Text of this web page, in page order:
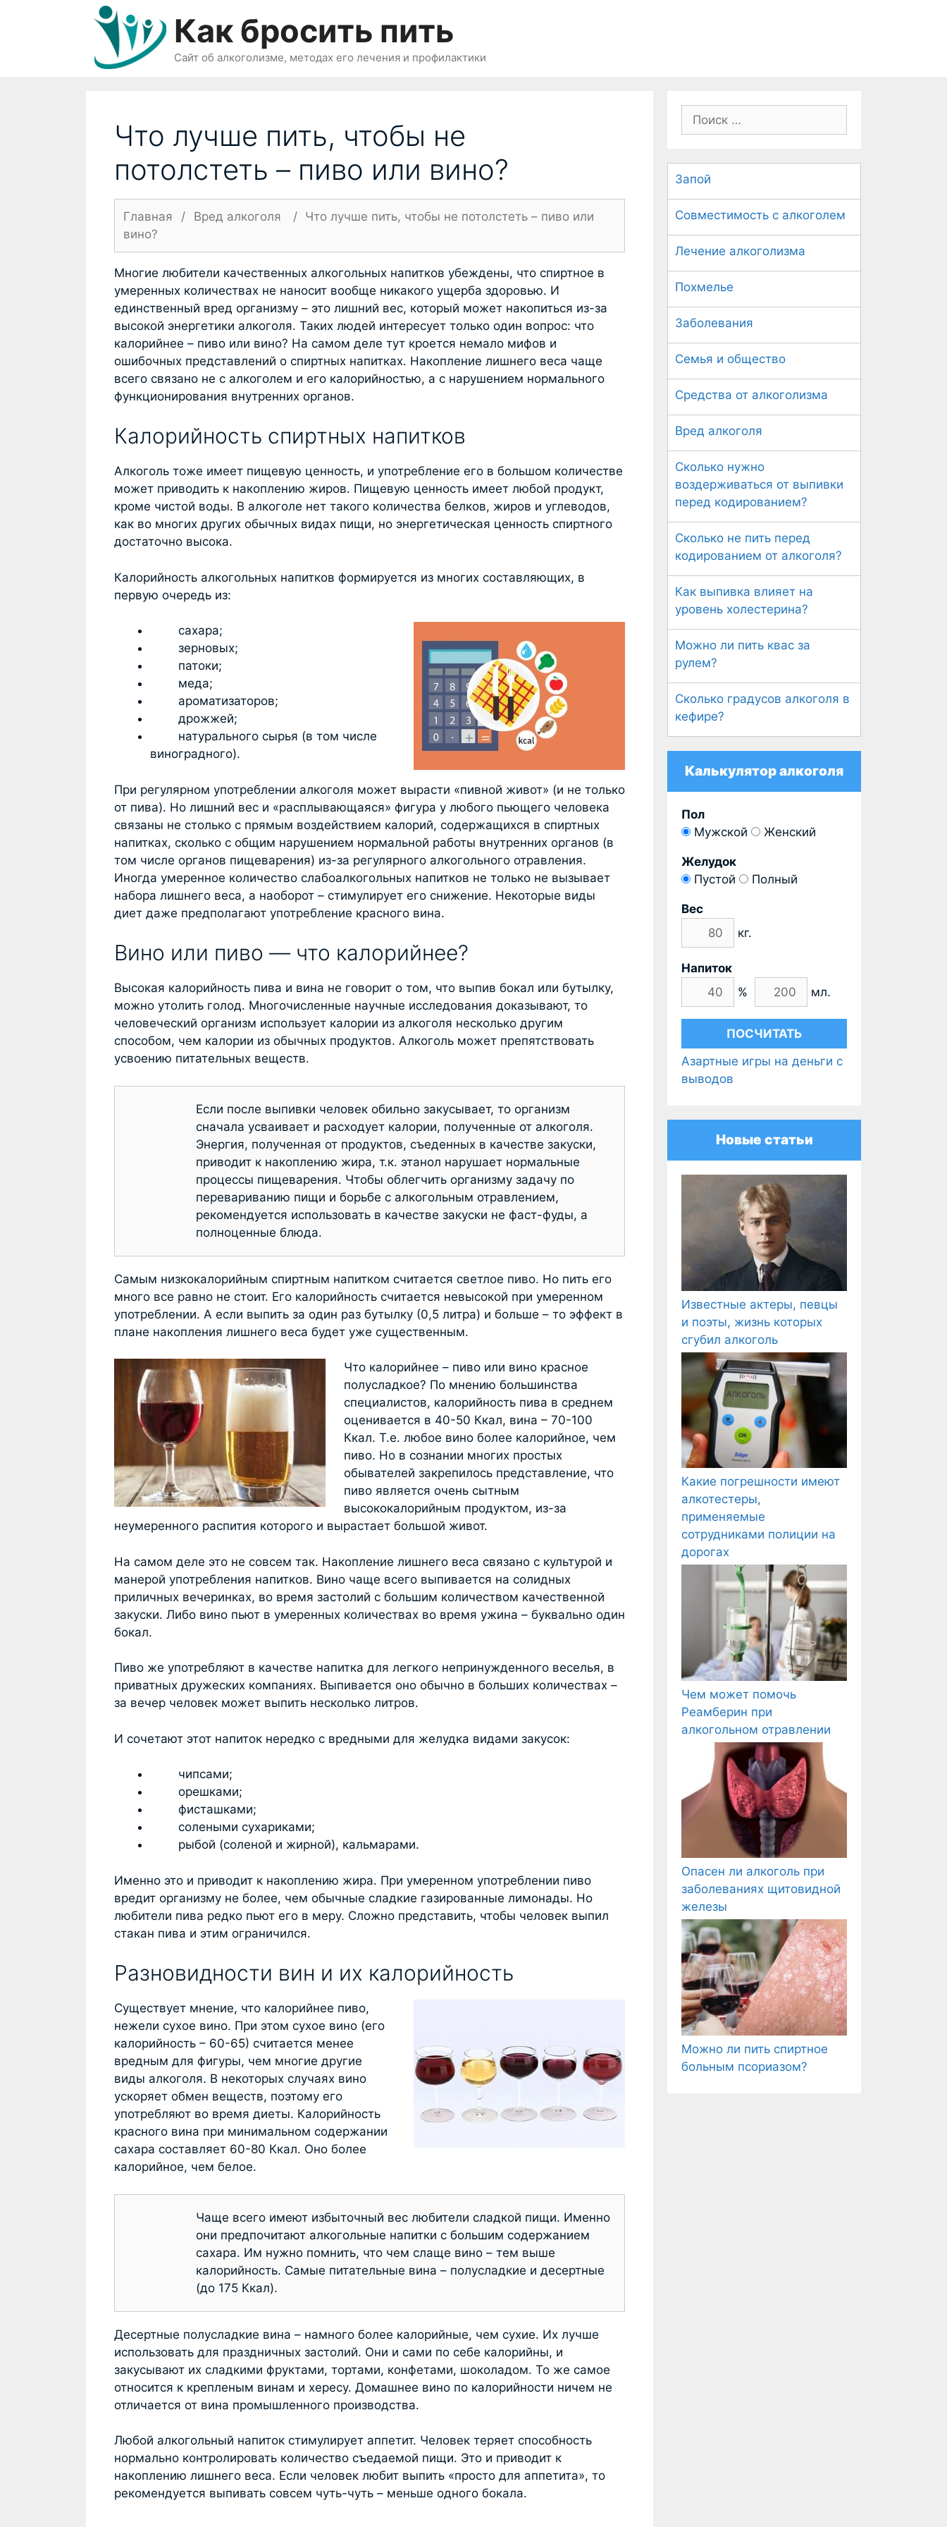
Как бросить пить
Сайт об алкоголизме, методах его лечения и профилактики
Что лучше пить, чтобы не
потолстеть – пиво или вино?
Главная / Вред алкоголя /
Что лучше пить, чтобы не потолстеть – пиво или
вино?
Многие любители качественных алкогольных напитков убеждены, что спиртное в
умеренных количествах не наносит вообще никакого ущерба здоровью. И
единственный вред организму – это лишний вес, который может накопиться из-за
высокой энергетики алкоголя. Таких людей интересует только один вопрос: что
калорийнее – пиво или вино? На самом деле тут кроется немало мифов и
ошибочных представлений о спиртных напитках. Накопление лишнего веса чаще
всего связано не с алкоголем и его калорийностью, а с нарушением нормального
функционирования внутренних органов.
Калорийность спиртных напитков
Алкоголь тоже имеет пищевую ценность, и употребление его в большом количестве
может приводить к накоплению жиров. Пищевую ценность имеет любой продукт,
кроме чистой воды. В алкоголе нет такого количества белков, жиров и углеводов,
как во многих других обычных видах пищи, но энергетическая ценность спиртного
достаточно высока.
Калорийность алкогольных напитков формируется из многих составляющих, в
первую очередь из:
сахара;
зерновых;
патоки;
меда;
ароматизаторов;
дрожжей;
натурального сырья (в том числе
виноградного).
При регулярном употреблении алкоголя может вырасти «пивной живот» (и не только
от пива). Но лишний вес и «расплывающаяся» фигура у любого пьющего человека
связаны не столько с прямым воздействием калорий, содержащихся в спиртных
напитках, сколько с общим нарушением нормальной работы внутренних органов (в
том числе органов пищеварения) из-за регулярного алкогольного отравления.
Иногда умеренное количество слабоалкогольных напитков не только не вызывает
набора лишнего веса, а наоборот – стимулирует его снижение. Некоторые виды
диет даже предполагают употребление красного вина.
Вино или пиво — что калорийнее?
Высокая калорийность пива и вина не говорит о том, что выпив бокал или бутылку,
можно утолить голод. Многочисленные научные исследования доказывают, то
человеческий организм использует калории из алкоголя несколько другим
способом, чем калории из обычных продуктов. Алкоголь может препятствовать
усвоению питательных веществ.
Если после выпивки человек обильно закусывает, то организм
сначала усваивает и расходует калории, полученные от алкоголя.
Энергия, полученная от продуктов, съеденных в качестве закуски,
приводит к накоплению жира, т.к. этанол нарушает нормальные
процессы пищеварения. Чтобы облегчить организму задачу по
перевариванию пищи и борьбе с алкогольным отравлением,
рекомендуется использовать в качестве закуски не фаст-фуды, а
полноценные блюда.
Самым низкокалорийным спиртным напитком считается светлое пиво. Но пить его
много все равно не стоит. Его калорийность считается невысокой при умеренном
употреблении. А если выпить за один раз бутылку (0,5 литра) и больше – то эффект в
плане накопления лишнего веса будет уже существенным.
Что калорийнее – пиво или вино красное
полусладкое? По мнению большинства
специалистов, калорийность пива в среднем
оценивается в 40-50 Ккал, вина – 70-100
Ккал. Т.е. любое вино более калорийное, чем
пиво. Но в сознании многих простых
обывателей закрепилось представление, что
пиво является очень сытным
высококалорийным продуктом, из-за
неумеренного распития которого и вырастает большой живот.
На самом деле это не совсем так. Накопление лишнего веса связано с культурой и
манерой употребления напитков. Вино чаще всего выпивается на солидных
приличных вечеринках, во время застолий с большим количеством качественной
закуски. Либо вино пьют в умеренных количествах во время ужина – буквально один
бокал.
Пиво же употребляют в качестве напитка для легкого непринужденного веселья, в
приватных дружеских компаниях. Выпивается оно обычно в больших количествах –
за вечер человек может выпить несколько литров.
И сочетают этот напиток нередко с вредными для желудка видами закусок:
чипсами;
орешками;
фисташками;
солеными сухариками;
рыбой (соленой и жирной), кальмарами.
Именно это и приводит к накоплению жира. При умеренном употреблении пиво
вредит организму не более, чем обычные сладкие газированные лимонады. Но
любители пива редко пьют его в меру. Сложно представить, чтобы человек выпил
стакан пива и этим ограничился.
Разновидности вин и их калорийность
Существует мнение, что калорийнее пиво,
нежели сухое вино. При этом сухое вино (его
калорийность – 60-65) считается менее
вредным для фигуры, чем многие другие
виды алкоголя. В некоторых случаях вино
ускоряет обмен веществ, поэтому его
употребляют во время диеты. Калорийность
красного вина при минимальном содержании
сахара составляет 60-80 Ккал. Оно более
калорийное, чем белое.
Чаще всего имеют избыточный вес любители сладкой пищи. Именно
они предпочитают алкогольные напитки с большим содержанием
сахара. Им нужно помнить, что чем слаще вино – тем выше
калорийность. Самые питательные вина – полусладкие и десертные
(до 175 Ккал).
Десертные полусладкие вина – намного более калорийные, чем сухие. Их лучше
использовать для праздничных застолий. Они и сами по себе калорийны, и
закусывают их сладкими фруктами, тортами, конфетами, шоколадом. То же самое
относится к крепленым винам и хересу. Домашнее вино по калорийности ничем не
отличается от вина промышленного производства.
Любой алкогольный напиток стимулирует аппетит. Человек теряет способность
нормально контролировать количество съедаемой пищи. Это и приводит к
накоплению лишнего веса. Если человек любит выпить «просто для аппетита», то
рекомендуется выпивать совсем чуть-чуть – меньше одного бокала.
о
с
к
:
Запой
Совместимость с алкоголем
Лечение алкоголизма
Похмелье
Заболевания
Семья и общество
Средства от алкоголизма
Вред алкоголя
Сколько нужно
воздерживаться от выпивки
перед кодированием?
Сколько не пить перед
кодированием от алкоголя?
Как выпивка влияет на
уровень холестерина?
Можно ли пить квас за
рулем?
Сколько градусов алкоголя в
кефире?
Калькулятор алкоголя
Пол
Мужской
Женский
Желудок
Пустой
Полный
Вес
кг.
Напиток
%
мл.
Азартные игры на деньги с
выводов
Новые статьи
Известные актеры, певцы
и поэты, жизнь которых
сгубил алкоголь
Какие погрешности имеют
алкотестеры,
применяемые
сотрудниками полиции на
дорогах
Чем может помочь
Реамберин при
алкогольном отравлении
Опасен ли алкоголь при
заболеваниях щитовидной
железы
Можно ли пить спиртное
больным псориазом?